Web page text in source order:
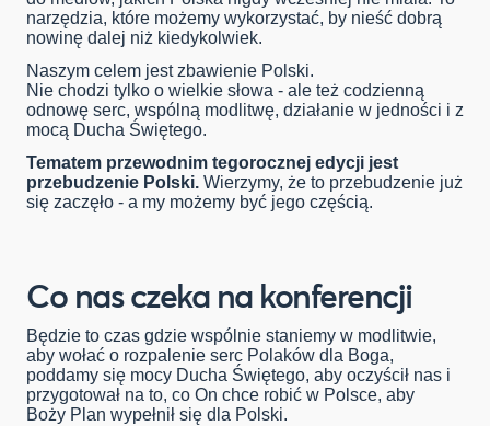
narzędzia, które możemy wykorzystać, by nieść dobrą
nowinę dalej niż kiedykolwiek.
Naszym celem jest zbawienie Polski.
Nie chodzi tylko o wielkie słowa - ale też codzienną
odnowę serc, wspólną modlitwę, działanie w jedności i z
mocą Ducha Świętego.
Tematem przewodnim tegorocznej edycji jest
przebudzenie Polski. Wierzymy, że to przebudzenie już
się zaczęło - a my możemy być jego częścią.
Co nas czeka na konferencji
Będzie to czas gdzie wspólnie staniemy w modlitwie,
aby wołać o rozpalenie serc Polaków dla Boga,
poddamy się mocy Ducha Świętego, aby oczyścił nas i
przygotował na to, co On chce robić w Polsce, aby
Boży Plan wypełnił się dla Polski.